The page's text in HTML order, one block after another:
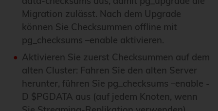
Migration zulässt. Nach dem Upgrade
können Sie Checksummen offline mit
pg_checksums –enable aktivieren.
Aktivieren Sie zuerst Checksummen auf dem
alten Cluster: Fahren Sie den alten Server
herunter, führen Sie pg_checksums –enable -
D $PGDATA aus (auf jedem Knoten, wenn